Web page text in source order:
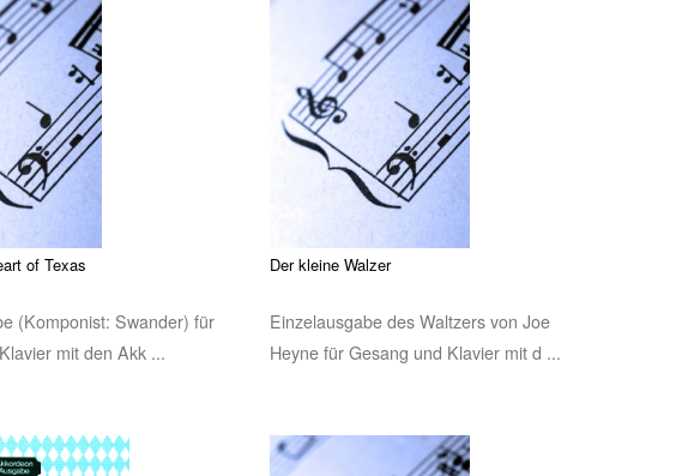
of Texas
(Komponist: Swander) für
mit den Akk ...
Der kleine Walzer
Einzelausgabe des Waltzers von Joe
Heyne für Gesang und Klavier mit d ...